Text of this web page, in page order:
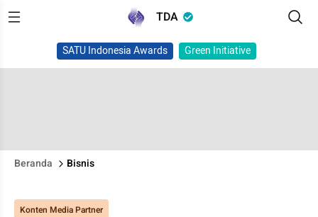
TDA
SATU Indonesia Awards Green Initiative
Beranda Bisnis
Konten Media Partner